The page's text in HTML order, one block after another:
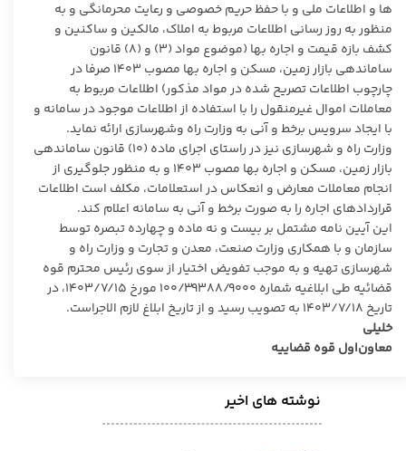
ها و اطلاعات ملی و با حفظ حریم خصوصی و رعایت محرمانگی و به
منظور به روز رسانی اطلاعات مربوط به املاک، مالکین و ساکنین و
کشف بازه قیمت و اجاره بها (موضوع مواد (۳) و (۸) قانون
ساماندهی بازار زمین، مسکن و اجاره بها مصوب ۱۴۰۳ صرفا در
چارچوب اطلاعات تصریح شده در مواد مذکور) اطلاعات مربوط به
معاملات اموال غیرمنقول را با استفاده از اطلاعات موجود در سامانه و
با ایجاد سرویس برخط و آنی به وزارت راه وشهرسازی ارائه نماید.
وزارت راه و شهرسازی نیز در راستای اجرای ماده (۱۰) قانون ساماندهی
بازار زمین، مسکن و اجاره بها مصوب ۱۴۰۳ و به منظور جلوگیری از
انجام معاملات معارض و انعکاس در استعلامات، مکلف است اطلاعات
قراردادهای اجاره را به صورت برخط و آنی به سامانه اعلام کند.
این آیین نامه مشتمل بر بیست و نه ماده و چهارده تبصره توسط
سازمان و با همکاری وزارت صنعت، معدن و تجارت و وزارت راه و
شهرسازی تهیه و به موجب تفویض اختیار از سوی رئیس محترم قوه
قضائیه طی ابلاغیه شماره ۱۰۰/۳۹۳۸۸/۹۰۰۰ مورخ ۱۴۰۳/۷/۱۵، در
تاریخ ۱۴۰۳/۷/۱۸ به تصویب رسید و از تاریخ ابلاغ لازم الاجراست.
خلیلی
معاون‌اول قوه قضاییه
نوشته های اخیر